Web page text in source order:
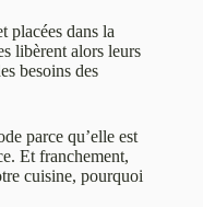
placées dans la
libèrent alors leurs
besoins des
parce qu’elle est
Et franchement,
cuisine, pourquoi